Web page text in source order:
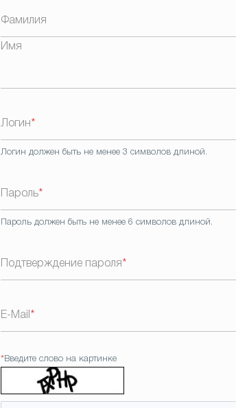
Фамилия
Имя
Логин *
Логин должен быть не менее 3 символов длиной.
Пароль*
Пароль должен быть не менее 6 символов длиной.
Подтверждение пароля *
E-Mail *
*Введите слово на картинке